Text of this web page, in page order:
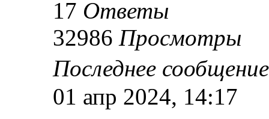
17 Ответы
32986 Просмотры
Последнее
01 апр 2024, 14:17